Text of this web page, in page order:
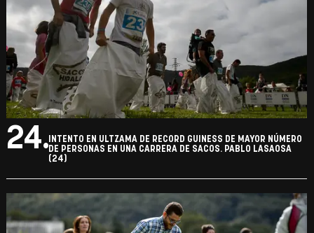
24. INTENTO EN ULTZAMA DE RECORD GUINESS DE MAYOR NÚMERO
DE PERSONAS EN UNA CARRERA DE SACOS. PABLO LASAOSA
(24)